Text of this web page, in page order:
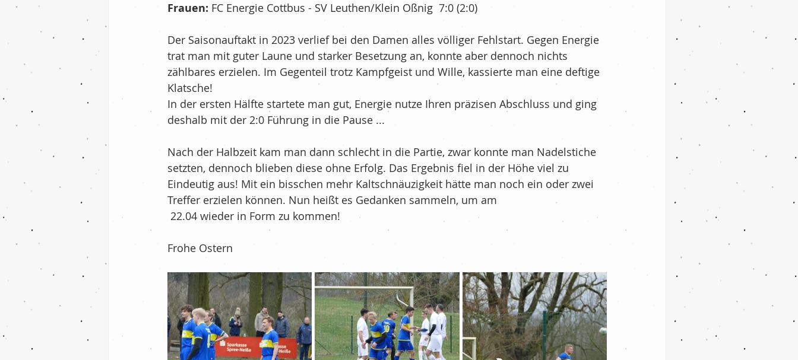
Nachrichten Ihre Community Ü35
Fußball - 2.Mannschaft Volleyball New´s
Frauen: FC Energie Cottbus - SV Leuthen/Klein Oßnig  7:0 (2:0)
Der Saisonauftakt in 2023 verlief bei den Damen alles völliger Fehlstart. Gegen Energie
trat man mit guter Laune und starker Besetzung an, konnte aber dennoch nichts
zählbares erzielen. Im Gegenteil trotz Kampfgeist und Wille, kassierte man eine deftige
Klatsche!
In der ersten Hälfte startete man gut, Energie nutze Ihren präzisen Abschluss und ging
deshalb mit der 2:0 Führung in die Pause ...
Nach der Halbzeit kam man dann schlecht in die Partie, zwar konnte man Nadelstiche
setzten, dennoch blieben diese ohne Erfolg. Das Ergebnis fiel in der Höhe viel zu
Eindeutig aus! Mit ein bisschen mehr Kaltschnäuzigkeit hätte man noch ein oder zwei
Treffer erzielen können. Nun heißt es Gedanken sammeln, um am
22.04 wieder in Form zu kommen!
Frohe Ostern